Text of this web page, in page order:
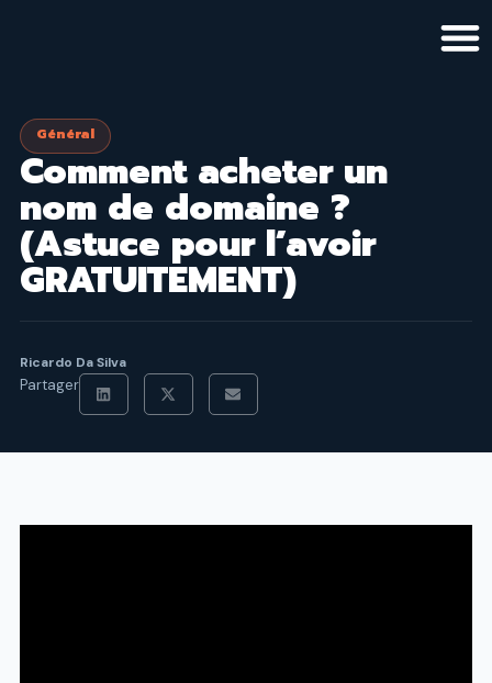
Général
Comment acheter un
nom de domaine ?
(Astuce pour l’avoir
GRATUITEMENT)
Ricardo Da Silva
Partager